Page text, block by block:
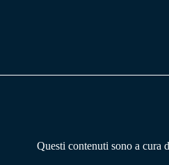
pp m
Questi contenuti sono a cura